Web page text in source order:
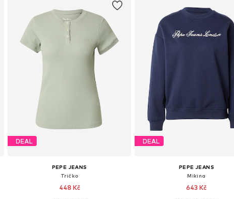
DEAL
PEPE JEANS
Tričko
448 Kč
DEAL
PEPE JEANS
Mikina
643 Kč